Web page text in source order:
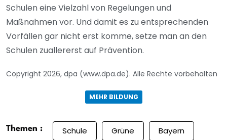
Schulen eine Vielzahl von Regelungen und
Maßnahmen vor. Und damit es zu entsprechenden
Vorfällen gar nicht erst komme, setze man an den
Schulen zuallererst auf Prävention.
Copyright 2026, dpa (www.dpa.de). Alle Rechte vorbehalten
MEHR BILDUNG
Themen : Schule Grüne Bayern